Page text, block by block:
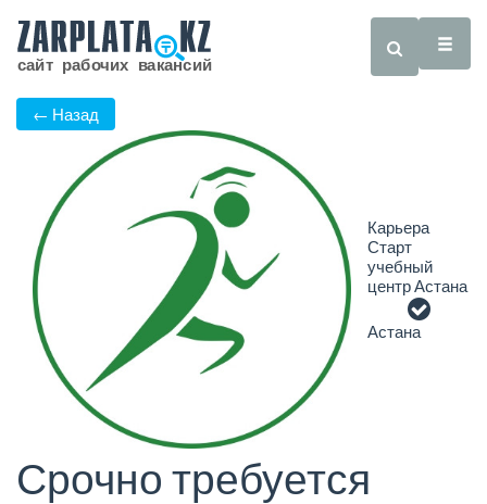
← Назад
Карьера
Старт
учебный
центр Астана
Астана
Срочно требуется